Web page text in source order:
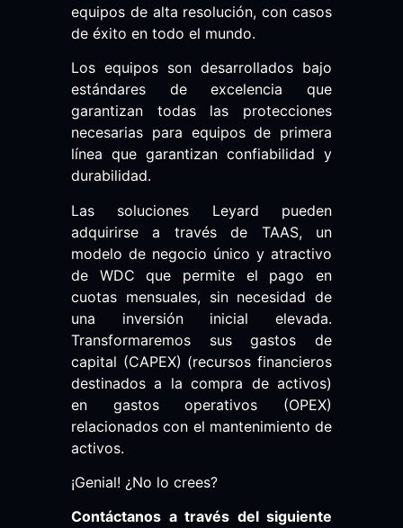
equipos de alta resolución, con casos
de éxito en todo el mundo.
Los equipos son desarrollados bajo
estándares de excelencia que
garantizan todas las protecciones
necesarias para equipos de primera
línea que garantizan confiabilidad y
durabilidad.
Las soluciones Leyard pueden
adquirirse a través de TAAS, un
modelo de negocio único y atractivo
de WDC que permite el pago en
cuotas mensuales, sin necesidad de
una inversión inicial elevada.
Transformaremos sus gastos de
capital (CAPEX) (recursos financieros
destinados a la compra de activos)
en gastos operativos (OPEX)
relacionados con el mantenimiento de
activos.
¡Genial! ¿No lo crees?
Contáctanos a través del siguiente